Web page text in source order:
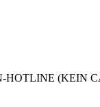
HOTLINE (KEIN